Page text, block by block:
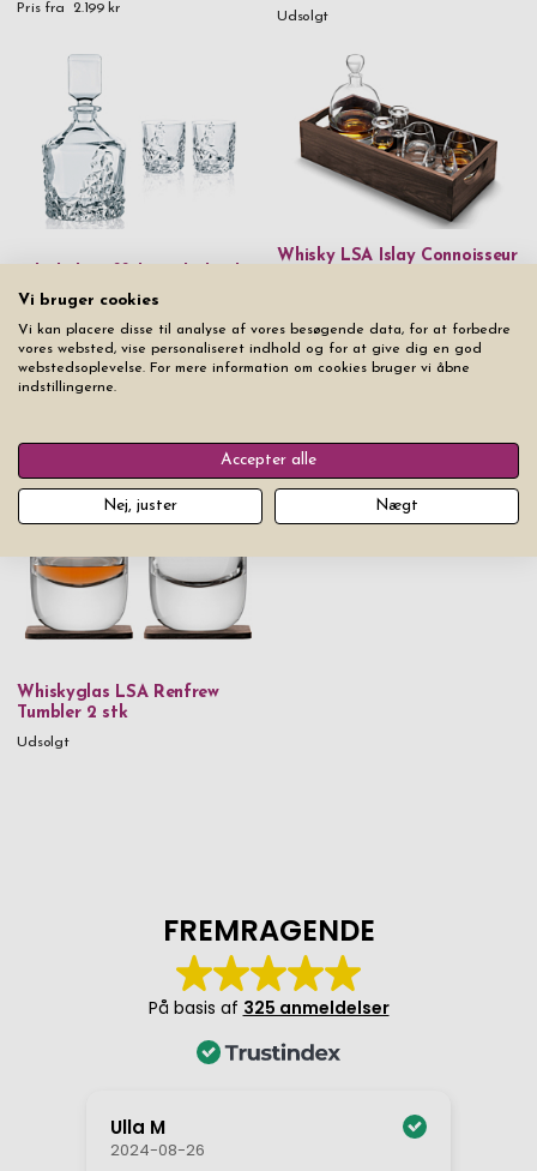
Pris fra 2.199 kr
Udsolgt
Nachtmann Sculpture
Udsolgt
Whisky LSA Islay Connoisseur
Fra det samme produktsortiment
Whiskyglas LSA Renfrew
Tumbler 2 stk
Udsolgt
Vi bruger cookies
Vi kan placere disse til analyse af vores besøgende data, for at forbedre
vores websted, vise personaliseret indhold og for at give dig en god
webstedsoplevelse. For mere information om cookies bruger vi åbne
indstillingerne.
Accepter alle
Nej, juster Nægt